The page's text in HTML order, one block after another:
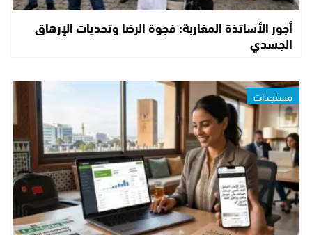
أجور الأساتذة المغاربة: فجوة الرضا وتحديات الإرهاق
الجسدي
مستجدات